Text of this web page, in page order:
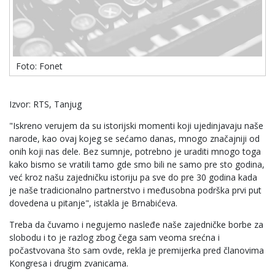
Foto: Fonet
Izvor: RTS, Tanjug
"Iskreno verujem da su istorijski momenti koji ujedinjavaju naše
narode, kao ovaj kojeg se sećamo danas, mnogo značajniji od
onih koji nas dele. Bez sumnje, potrebno je uraditi mnogo toga
kako bismo se vratili tamo gde smo bili ne samo pre sto godina,
već kroz našu zajedničku istoriju pa sve do pre 30 godina kada
je naše tradicionalno partnerstvo i međusobna podrška prvi put
dovedena u pitanje", istakla je Brnabićeva.
Treba da čuvamo i negujemo nasleđe naše zajedničke borbe za
slobodu i to je razlog zbog čega sam veoma srećna i
počastvovana što sam ovde, rekla je premijerka pred članovima
Kongresa i drugim zvanicama.